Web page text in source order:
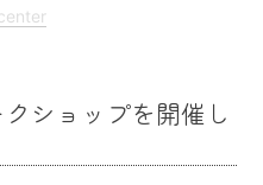
ショップを開催し